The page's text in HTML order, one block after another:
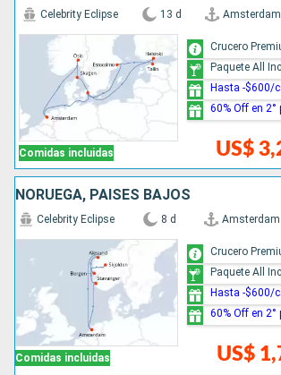
Comidas incluidas
Celebrity Eclipse 13 d Amsterdam
US$
Crucero
Paquete All
Hasta -$600/
60% Off en 2°
NORUEGA, PAISES BAJOS
Comidas incluidas
Celebrity Eclipse 8 d Amsterdam
US$
Crucero
Paquete All
Hasta -$600/
60% Off en 2°